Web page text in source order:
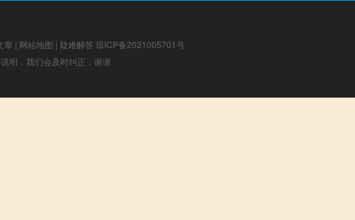
章 | 网站地图 | 疑难解答 琼ICP备2021005701号
明，我们会及时纠正，谢谢